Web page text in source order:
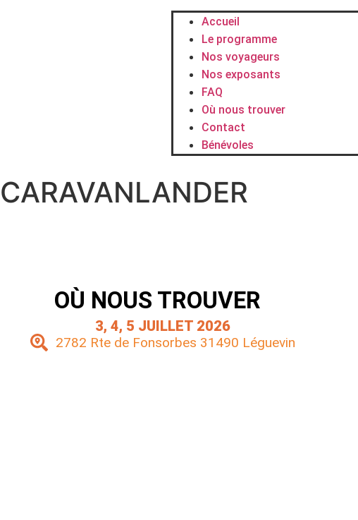
Accueil
Le programme
Nos voyageurs
Nos exposants
FAQ
Où nous trouver
Contact
Bénévoles
CARAVANLANDER
OÙ NOUS TROUVER
3, 4, 5 JUILLET 2026
2782 Rte de Fonsorbes 31490 Léguevin